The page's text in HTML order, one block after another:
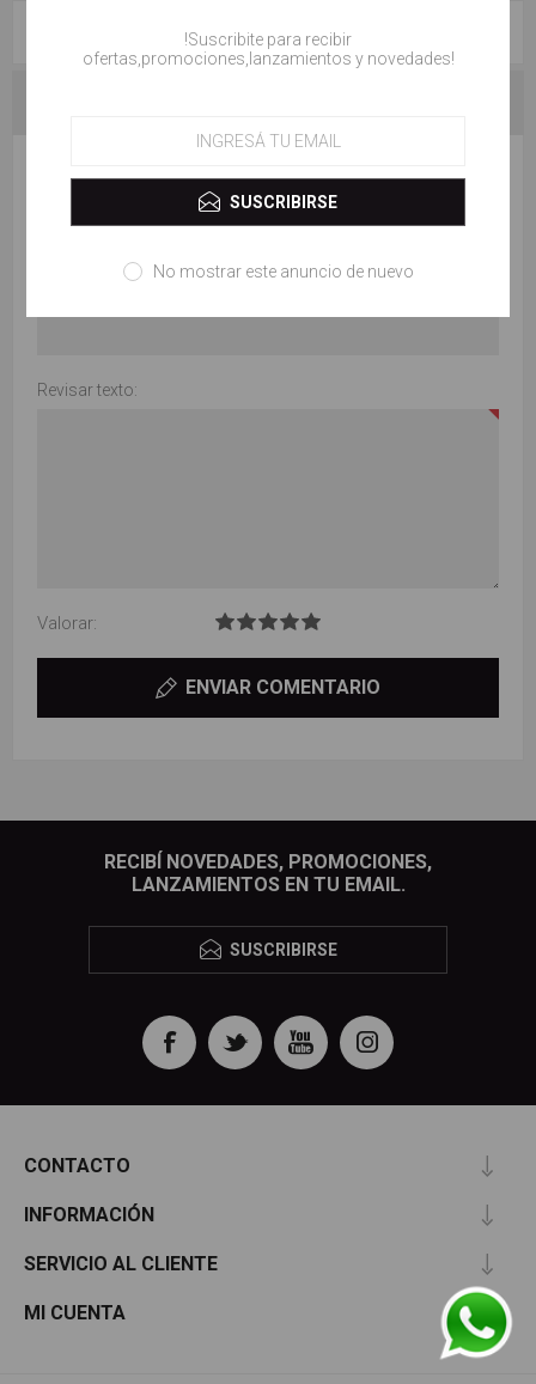
RESEÑAS
Solo los usuarios registrados pueden escribir comentarios
Título de la revisión:
Revisar texto:
Valorar:
ENVIAR COMENTARIO
RECIBÍ NOVEDADES, PROMOCIONES,
LANZAMIENTOS EN TU EMAIL.
SUSCRIBIRSE
CONTACTO
INFORMACIÓN
SERVICIO AL CLIENTE
MI CUENTA
!Suscribite para recibir
ofertas,promociones,lanzamientos y novedades!
SUSCRIBIRSE
No mostrar este anuncio de nuevo